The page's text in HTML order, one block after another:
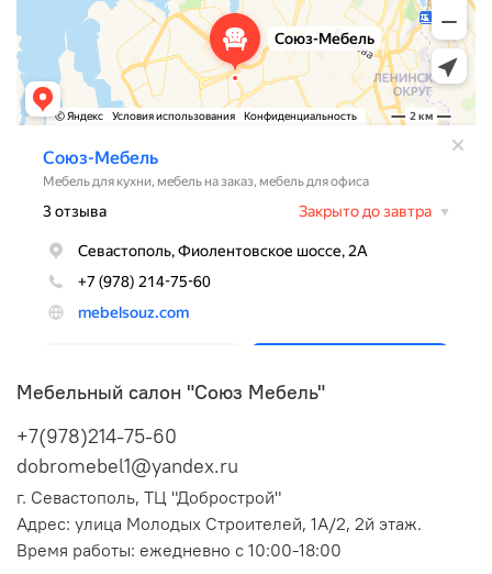
Мебельный салон "Союз Мебель"
+7(978)214-75-60
dobromebel1@yandex.ru
г. Севастополь, ТЦ "Добрострой"
Адрес: улица Молодых Строителей, 1А/2, 2й этаж.
Время работы: ежедневно с 10:00-18:00